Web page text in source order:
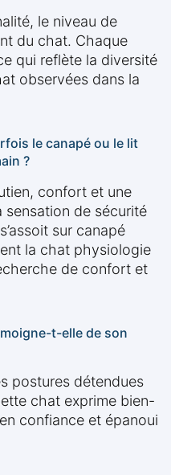
le niveau de
du chat. Chaque
qui reflète la diversité
observées dans la
le canapé ou le lit
?
confort et une
de sécurité
sur canapé
la chat physiologie
de confort et
t-elle de son
postures détendues
chat exprime bien-
confiance et épanoui